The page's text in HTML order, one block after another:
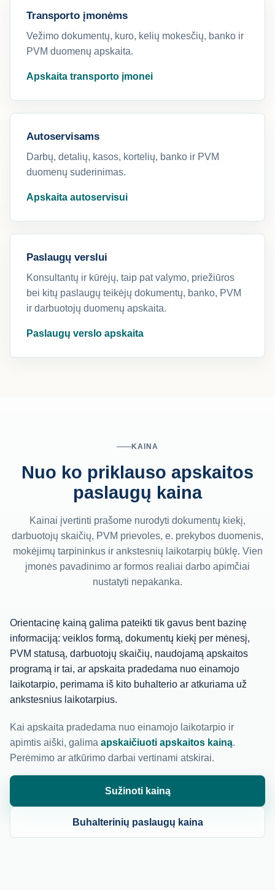
Transporto įmonėms
Vežimo dokumentų, kuro, kelių mokesčių, banko ir
PVM duomenų apskaita.
Apskaita transporto įmonei
Autoservisams
Darbų, detalių, kasos, kortelių, banko ir PVM
duomenų suderinimas.
Apskaita autoservisui
Paslaugų verslui
Konsultantų ir kūrėjų, taip pat valymo, priežiūros
bei kitų paslaugų teikėjų dokumentų, banko, PVM
ir darbuotojų duomenų apskaita.
Paslaugų verslo apskaita
KAINA
Nuo ko priklauso apskaitos
paslaugų kaina
Kainai įvertinti prašome nurodyti dokumentų kiekį,
darbuotojų skaičių, PVM prievoles, e. prekybos duomenis,
mokėjimų tarpininkus ir ankstesnių laikotarpių būklę. Vien
įmonės pavadinimo ar formos realiai darbo apimčiai
nustatyti nepakanka.
Orientacinę kainą galima pateikti tik gavus bent bazinę
informaciją: veiklos formą, dokumentų kiekį per mėnesį,
PVM statusą, darbuotojų skaičių, naudojamą apskaitos
programą ir tai, ar apskaita pradedama nuo einamojo
laikotarpio, perimama iš kito buhalterio ar atkuriama už
ankstesnius laikotarpius.
Kai apskaita pradedama nuo einamojo laikotarpio ir
apimtis aiški, galima apskaičiuoti apskaitos kainą.
Perėmimo ar atkūrimo darbai vertinami atskirai.
Sužinoti kainą
Buhalterinių paslaugų kaina